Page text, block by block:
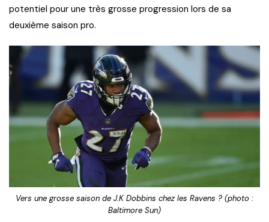
potentiel pour une très grosse progression lors de sa
deuxième saison pro.
Vers une grosse saison de J.K Dobbins chez les Ravens ? (photo :
Baltimore Sun)